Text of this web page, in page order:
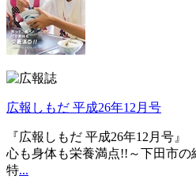
広報しもだ 平成26年12月号
『広報しもだ 平成26年12月号』
心も身体も栄養満点!!～下田市の
特...